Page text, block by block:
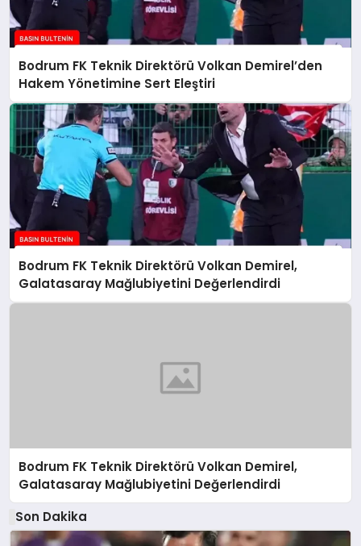
Bodrum FK Teknik Direktörü Volkan Demirel’den
Hakem Yönetimine Sert Eleştiri
Bodrum FK Teknik Direktörü Volkan Demirel,
Galatasaray Mağlubiyetini Değerlendirdi
Bodrum FK Teknik Direktörü Volkan Demirel,
Galatasaray Mağlubiyetini Değerlendirdi
Son Dakika